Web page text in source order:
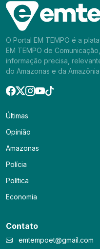
O Portal EM TEMPO é a
EM TEMPO de
informação precisa,
do Amazonas e da
Últimas
Opinião
Amazonas
Polícia
Política
Economia
Contato
emtempoet@gmail.com